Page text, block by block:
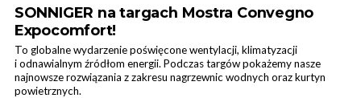
Kurtyny przemysłowe
SONNIGER na targach Mostra Convegno
Expocomfort!
To globalne wydarzenie poświęcone wentylacji, klimatyzacji
i odnawialnym źródłom energii. Podczas targów pokażemy nasze
najnowsze rozwiązania z zakresu nagrzewnic wodnych oraz kurtyn
powietrznych.